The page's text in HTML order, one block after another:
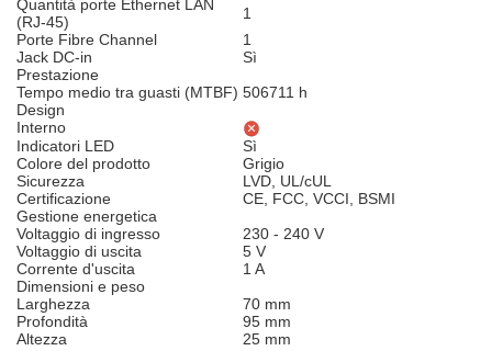
Quantità porte Ethernet LAN
(RJ-45)
1
Porte Fibre Channel
1
Jack DC-in
Sì
Prestazione
Tempo medio tra guasti (MTBF) 506711 h
Design
Interno
Indicatori LED
Sì
Colore del prodotto
Grigio
Sicurezza
LVD, UL/cUL
Certificazione
CE, FCC, VCCI, BSMI
Gestione energetica
Voltaggio di ingresso
230 - 240 V
Voltaggio di uscita
5 V
Corrente d'uscita
1 A
Dimensioni e peso
Larghezza
70 mm
Profondità
95 mm
Altezza
25 mm